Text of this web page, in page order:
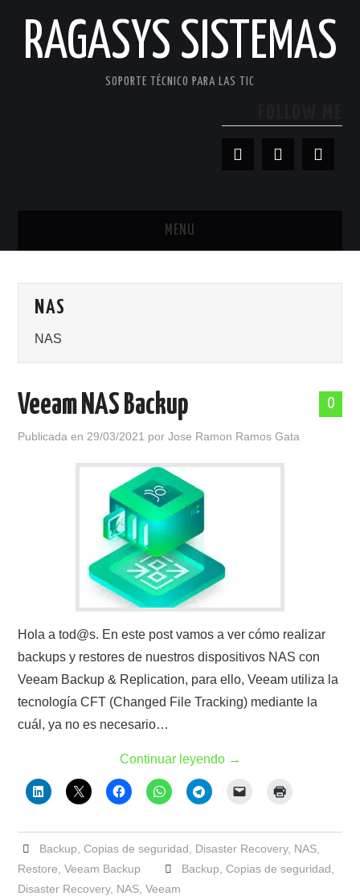
RAGASYS SISTEMAS
SOPORTE TÉCNICO PARA LAS TIC
MENU
ACERCA DE
POLÍTICA DE PRIVACIDAD
NAS
NAS
0
Veeam NAS Backup
Publicada en 29/03/2021 porJose Ramon Ramos Gata
Hola a tod@s. En este post vamos a ver cómo realizar
backups y restores de nuestros dispositivos NAS con
Veeam Backup & Replication, para ello, Veeam utiliza la
tecnología CFT (Changed File Tracking) mediante la
cuál, ya no es necesario…
Continuar leyendo →
Backup Copias de seguridad Disaster Recovery, NAS,
Restore ,Veeam Backup Backup Copias de seguridad
Disaster Recovery, NAS ,Veeam